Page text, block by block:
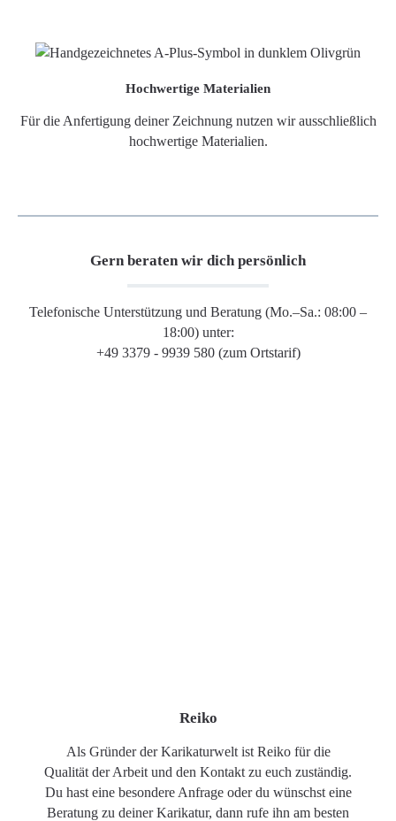
Hochwertige Materialien
Für die Anfertigung deiner Zeichnung nutzen wir ausschließlich
hochwertige Materialien.
Gern beraten wir dich persönlich
Telefonische Unterstützung und Beratung (Mo.–Sa.: 08:00 –
18:00) unter:
+49 3379 - 9939 580 (zum Ortstarif)
Reiko
Als Gründer der Karikaturwelt ist Reiko für die
Qualität der Arbeit und den Kontakt zu euch zuständig.
Du hast eine besondere Anfrage oder du wünschst eine
Beratung zu deiner Karikatur, dann rufe ihn am besten